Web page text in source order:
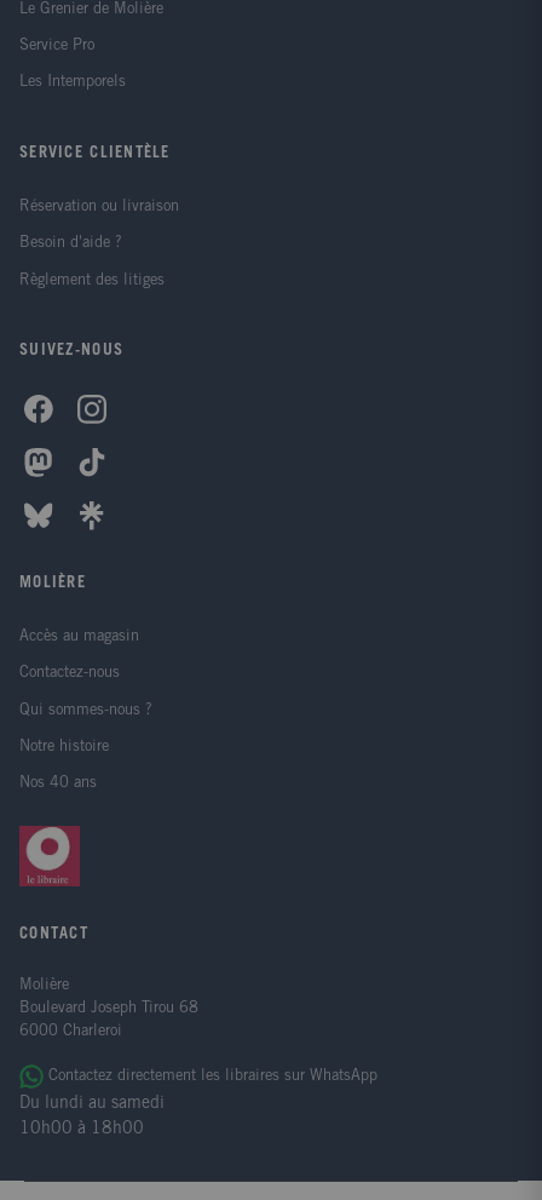
Le Grenier de Molière
Service Pro
Les Intemporels
SERVICE CLIENTÈLE
Réservation ou livraison
Besoin d'aide ?
Règlement des litiges
SUIVEZ-NOUS
MOLIÈRE
Accès au magasin
Contactez-nous
Qui sommes-nous ?
Notre histoire
Nos 40 ans
CONTACT
Molière
Boulevard Joseph Tirou 68
6000 Charleroi
Contactez directement les libraires sur WhatsApp
Du lundi au samedi
10h00 à 18h00